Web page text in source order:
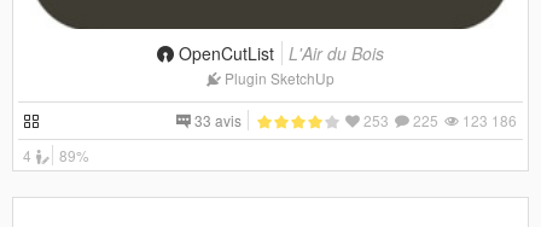
OpenCutList L'Air du Bois
Plugin SketchUp
123 186
225
253
33 avis
4
89%